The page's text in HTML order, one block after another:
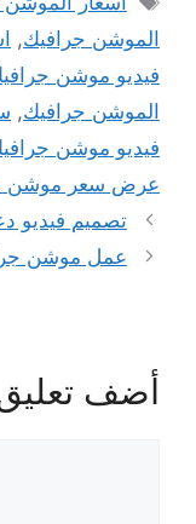
الموشن جرافيك,
فيديو موشن
الموشن جرافيك,
فيديو موشن
عرض سعر موشن
تصميم فيديو
عمل موشن
أضف